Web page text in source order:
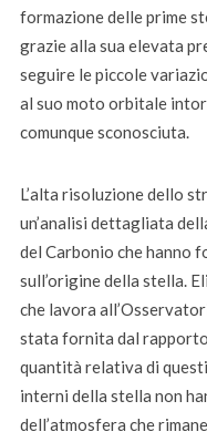
formazione delle prime
grazie alla sua elevata
seguire le piccole
al suo moto orbitale
comunque sconosciuta.
L’alta risoluzione dello
un’analisi dettagliata
del Carbonio che hanno
sull’origine della stella.
che lavora
stata fornita dal
quantità relativa di
interni della stella non
dell’atmosfera che